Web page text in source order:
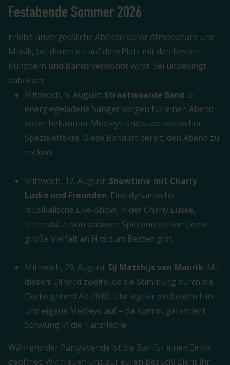
Festabende Sommer 2026
Erlebe unvergessliche Abende voller Atmosphäre und
Musik, bei denen du auf dem Platz mit den besten
Künstlern und Bands verwöhnt wirst! Sei unbedingt
dabei am:
Mittwoch, 5. August: Straatwaarde Band. 5
energiegeladene Sänger sorgen für einen Abend
voller bekannter Medleys und supersonischer
Spezialeffekte. Diese Band ist bereit, den Abend zu
rocken!
Mittwoch, 12. August: Showtime mit Charly
Luske und Freunden. Eine dynamische
musikalische Live-Show, in der Charly Luske,
unterstützt von anderen Spitzenmusikern, eine
große Vielfalt an Hits zum Besten gibt.
Mittwoch, 29. August: DJ Matthijs van Mourik. Mit
diesem DJ wird zweifellos die Stimmung durch die
Decke gehen! Ab 20:00 Uhr legt er die besten Hits
und eigene Medleys auf – da kommt garantiert
Schwung in die Tanzfläche.
Während der Partyabende ist die Bar für einen Drink
geöffnet. Wir freuen uns auf euren Besuch! Zieht ihr